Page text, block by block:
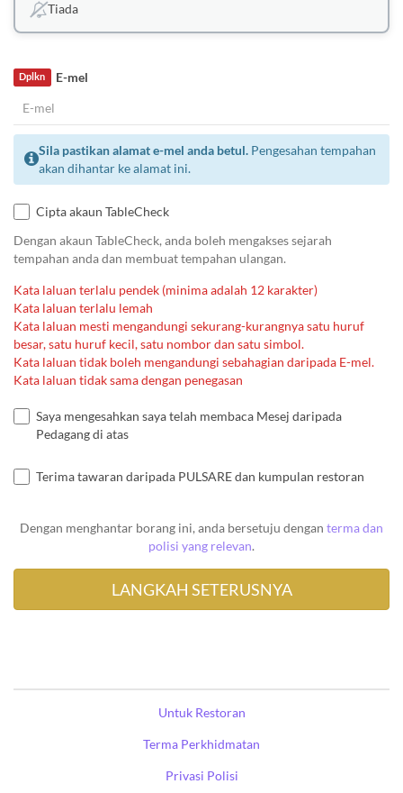
Tiada
E-mel
Dplkn
Sila pastikan alamat e-mel anda betul. Pengesahan tempahan
akan dihantar ke alamat ini.
Cipta akaun TableCheck
Dengan akaun TableCheck, anda boleh mengakses sejarah
tempahan anda dan membuat tempahan ulangan.
Kata laluan terlalu pendek (minima adalah 12 karakter)
Kata laluan terlalu lemah
Kata laluan mesti mengandungi sekurang-kurangnya satu huruf
besar, satu huruf kecil, satu nombor dan satu simbol.
Kata laluan tidak boleh mengandungi sebahagian daripada E-mel.
Kata laluan tidak sama dengan penegasan
Saya mengesahkan saya telah membaca Mesej daripada
Pedagang di atas
Terima tawaran daripada PULSARE dan kumpulan restoran
Dengan menghantar borang ini, anda bersetuju dengan terma dan
polisi yang relevan.
Untuk Restoran
Terma Perkhidmatan
Privasi Polisi